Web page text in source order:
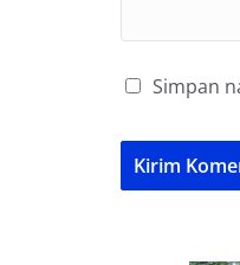
Simpan